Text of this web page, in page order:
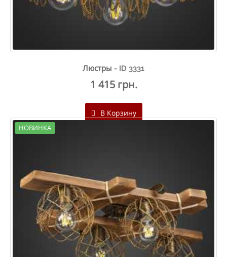
Люстры - ID 3331
1 415 грн.
В Корзину
НОВИНКА